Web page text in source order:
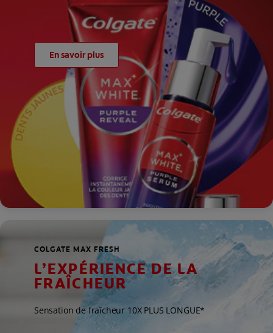
En savoir plus
COLGATE MAX FRESH
L’EXPÉRIENCE DE LA
FRAÎCHEUR
Sensation de fraîcheur 10X PLUS LONGUE*